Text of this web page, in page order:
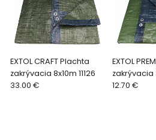
EXTOL CRAFT Plachta
zakrývacia 8x10m 11126
33.00 €
EXTOL
zakrývacia
150g/m2
12.70 €